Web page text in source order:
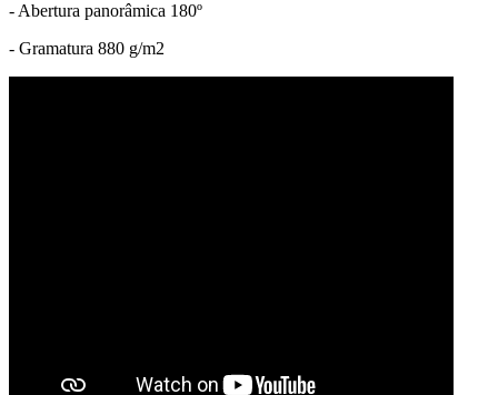
- Abertura panorâmica 180º
- Gramatura 880 g/m2